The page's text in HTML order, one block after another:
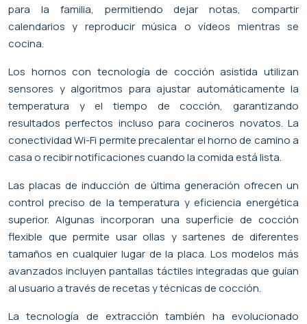
para la familia, permitiendo dejar notas, compartir
calendarios y reproducir música o vídeos mientras se
cocina.
Los hornos con tecnología de cocción asistida utilizan
sensores y algoritmos para ajustar automáticamente la
temperatura y el tiempo de cocción, garantizando
resultados perfectos incluso para cocineros novatos. La
conectividad Wi-Fi permite precalentar el horno de camino a
casa o recibir notificaciones cuando la comida está lista.
Las placas de inducción de última generación ofrecen un
control preciso de la temperatura y eficiencia energética
superior. Algunas incorporan una superficie de cocción
flexible que permite usar ollas y sartenes de diferentes
tamaños en cualquier lugar de la placa. Los modelos más
avanzados incluyen pantallas táctiles integradas que guían
al usuario a través de recetas y técnicas de cocción.
La tecnología de extracción también ha evolucionado